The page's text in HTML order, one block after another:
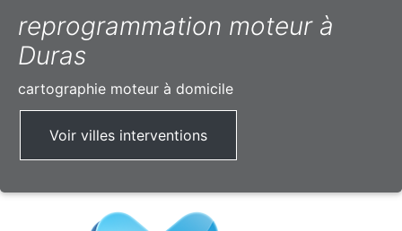
reprogrammation moteur à
Duras
cartographie moteur à domicile
Voir villes interventions